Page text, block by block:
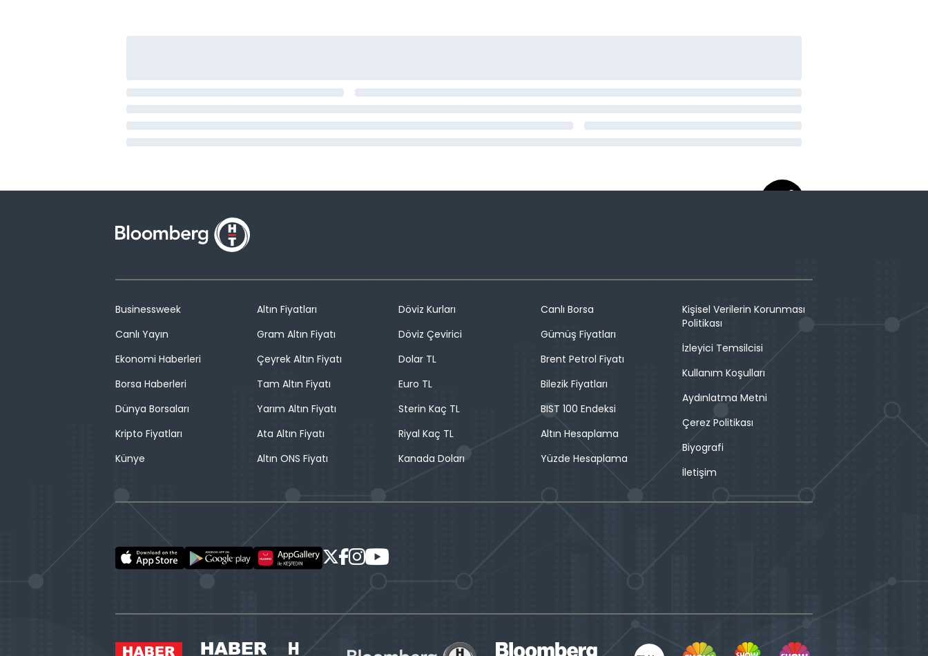
Businessweek
Canlı Yayın
Ekonomi Haberleri
Borsa Haberleri
Dünya Borsaları
Kripto Fiyatları
Künye
Altın Fiyatları
Gram Altın Fiyatı
Çeyrek Altın Fiyatı
Tam Altın Fiyatı
Yarım Altın Fiyatı
Ata Altın Fiyatı
Altın ONS Fiyatı
Döviz Kurları
Döviz Çevirici
Dolar TL
Euro TL
Sterin Kaç TL
Riyal Kaç TL
Kanada Doları
Canlı Borsa
Gümüş Fiyatları
Brent Petrol Fiyatı
Bilezik Fiyatları
BIST 100 Endeksi
Altın Hesaplama
Yüzde Hesaplama
Kişisel Verilerin Korunması
Politikası
İzleyici Temsilcisi
Kullanım Koşulları
Aydınlatma Metni
Çerez Politikası
Biyografi
İletişim